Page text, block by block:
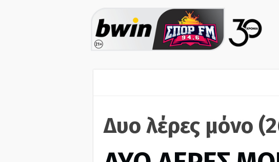
Δυο λέρες μόνο